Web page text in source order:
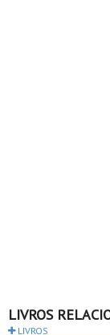
LIVROS
LIVROS